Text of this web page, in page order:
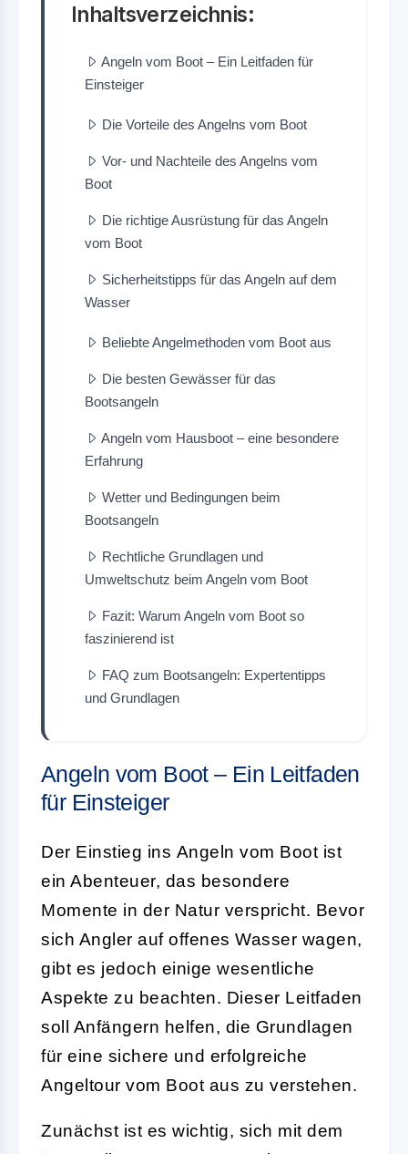
Inhaltsverzeichnis:
Angeln vom Boot – Ein Leitfaden für
Einsteiger
Die Vorteile des Angelns vom Boot
Vor- und Nachteile des Angelns vom
Boot
Die richtige Ausrüstung für das Angeln
vom Boot
Sicherheitstipps für das Angeln auf dem
Wasser
Beliebte Angelmethoden vom Boot aus
Die besten Gewässer für das
Bootsangeln
Angeln vom Hausboot – eine besondere
Erfahrung
Wetter und Bedingungen beim
Bootsangeln
Rechtliche Grundlagen und
Umweltschutz beim Angeln vom Boot
Fazit: Warum Angeln vom Boot so
faszinierend ist
FAQ zum Bootsangeln: Expertentipps
und Grundlagen
Angeln vom Boot – Ein Leitfaden
für Einsteiger
Der Einstieg ins Angeln vom Boot ist
ein Abenteuer, das besondere
Momente in der Natur verspricht. Bevor
sich Angler auf offenes Wasser wagen,
gibt es jedoch einige wesentliche
Aspekte zu beachten. Dieser Leitfaden
soll Anfängern helfen, die Grundlagen
für eine sichere und erfolgreiche
Angeltour vom Boot aus zu verstehen.
Zunächst ist es wichtig, sich mit dem